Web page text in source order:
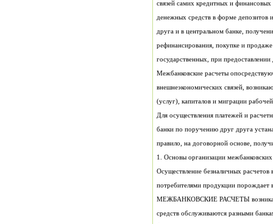
денежных средств в форме депозитов
государственных, при
внешнеэкономических связей,
(услуг), капиталов и миграции
правило, на договорной основе,
1. Основы организации межбанковских